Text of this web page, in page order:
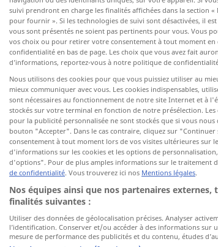
traductions
touchez la traduction)
vaca
vaca GASTR
vacalechera
suivi prendront en charge les finalités affichées dans la section
pour fournir ». Si les technologies de suivi sont désactivées, il
vous sont présentés ne soient pas pertinents pour vous. Vous
vos choix ou pour retirer votre consentement à tout moment en
confidentialité en bas de page. Les choix que vous avez fait
d’informations, reportez-vous à notre politique de
Nous utilisons des cookies pour que vous puissiez utiliser au
mieux communiquer avec vous. Les cookies indispensables,
sont nécessaires au fonctionnement de notre site Internet et à
stockés sur votre terminal en fonction de notre présélection.
pour la publicité personnalisée ne sont stockés que si vous
bouton "Accepter". Dans le cas contraire, cliquez sur
consentement à tout moment lors de vos visites ultérieures sur
d'informations sur les cookies et les options de
d'options". Pour de plus amples informations sur le traitement
de confidentialité. Vous trouverez ici nos Mentions légales.
Nos équipes ainsi que nos partenaires externes,
finalités suivantes :
Utiliser des données de géolocalisation précises. Analyser
l’identification. Conserver et/ou accéder à des informations sur
mesure de performance des publicités et du contenu, études